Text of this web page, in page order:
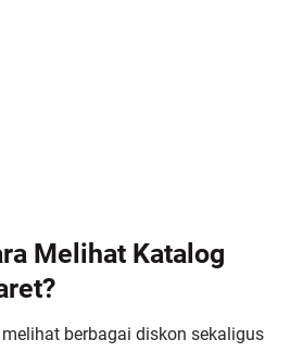
Melihat Katalog
berbagai diskon sekaligus